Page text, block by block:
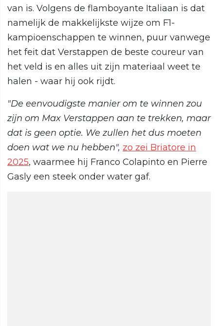
van is. Volgens de flamboyante Italiaan is dat
namelijk de makkelijkste wijze om F1-
kampioenschappen te winnen, puur vanwege
het feit dat Verstappen de beste coureur van
het veld is en alles uit zijn materiaal weet te
halen - waar hij ook rijdt.
"De eenvoudigste manier om te winnen zou
zijn om Max Verstappen aan te trekken, maar
dat is geen optie. We zullen het dus moeten
doen wat we nu hebben", zo zei Briatore in
2025, waarmee hij Franco Colapinto en Pierre
Gasly een steek onder water gaf.